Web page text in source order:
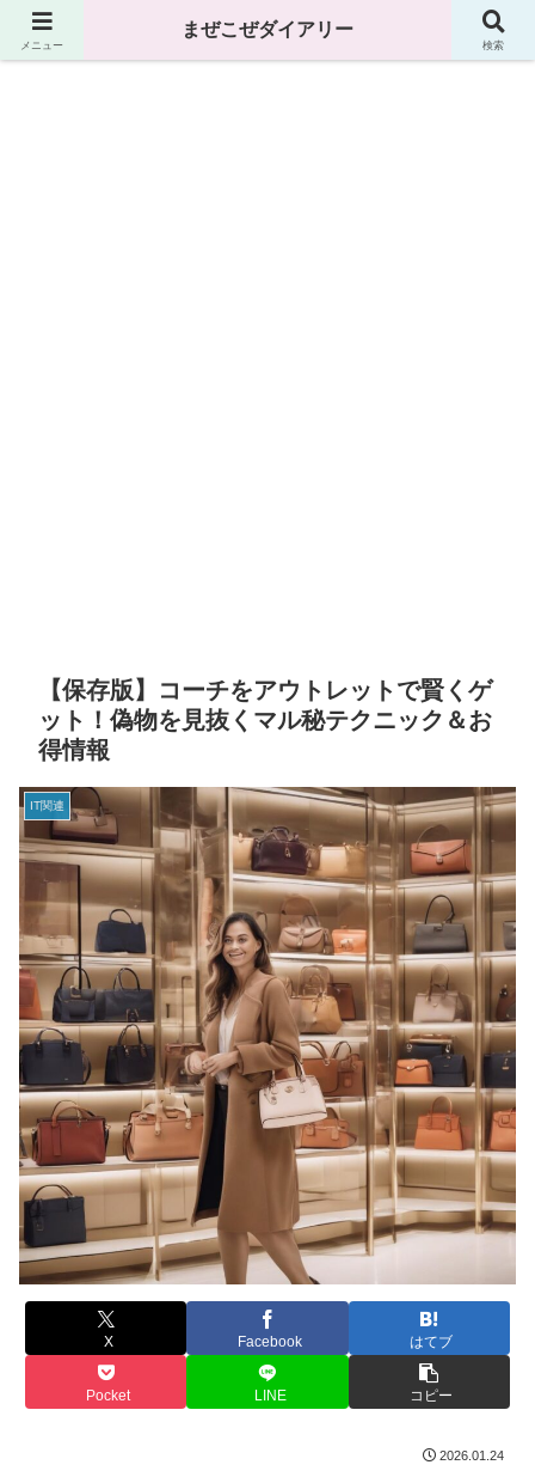
まぜこぜダイアリー
【保存版】コーチをアウトレットで賢くゲ
ット！偽物を見抜くマル秘テクニック＆お
得情報
IT関連
X Facebook はてブ
Pocket LINE コピー
2026.01.24
メニュー
まぜこぜダイアリー
検索